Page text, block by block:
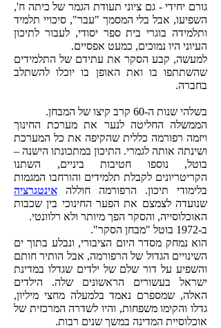
גורם יחידי - גם ציוני תעודת הגמר של כיתה ח',
השפיעו, אבל בלי המסמך "עבר", סיכויי תלמיד
ותלמידה בוגרי בית ספר יסודי, לעבור לתיכון
העיוני היו נמוכים, כמעט אפסיים.
למעשה, קבע הסקר את עתידם של התלמידים
שהשתתפו בו ואת האופן בו יוכלו להשתלב
בחברה.
בשלהי שנות ה-60 קרב קיצו של המבחן.
הממשלה החליטה לנער את מערכת החינוך
ויזמה רפורמה כללית שהקיפה את כל המערכת
ושינתה אותה לגמרי. התיכון במתכונתו הישנה –
בוטל, נוספו חטיבות ביניים, השתנו
הקריטריונים לקבלת תלמידים והורחבו המגמות
בלימודי תיכון. הרפורמה חוללה אינטגרציה
שנועדה לצמצם את הפער החינוכי בין שכבות
האוכלוסייה, והסקר הפך מיותר ולא רלוונטי.
ב-1972 בוטל "מבחן הסקר".
הוא נמחק מסדר היום הציבורי, ונבלע בתוך ים
השינויים הגדול של הרפורמה, אבל הותיר חותם
והשפיע על דור שלם של ילדים שגדלו במדינת
ישראל בעשורים הראשונים שלה. הילדים
האלה, שמספרם נאמד בלמעלה מחצי מיליון,
גדלו והקימו משפחות, והיו לשדרה המרכזית של
אוכלוסיית המדינה במשך שנים רבות.